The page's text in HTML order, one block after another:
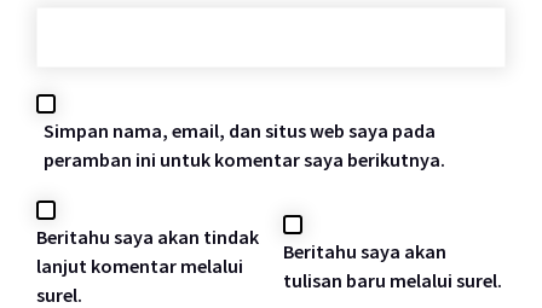
Simpan nama, email, dan situs web saya pada
peramban ini untuk komentar saya berikutnya.
Beritahu saya akan tindak
lanjut komentar melalui
surel.
Beritahu saya akan
tulisan baru melalui surel.